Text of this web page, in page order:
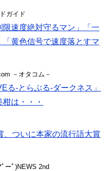
ガイド
速度絶対守るマン」「一
黄色信号で速度落とすマ
－オタコム－
る-とらぶる-ダークネス」
は・・・
、ついに本家の流行語大賞
ーﾟ)NEWS 2nd